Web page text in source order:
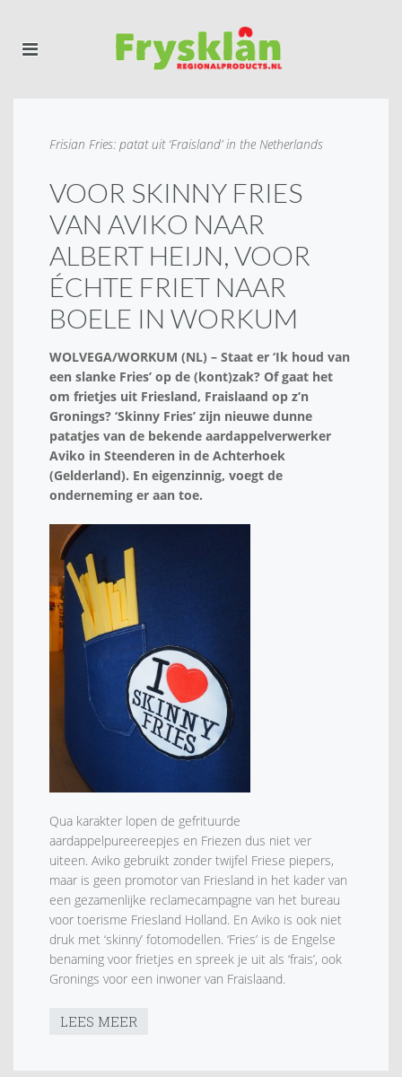
Frisian Fries: patat uit ‘Fraisland’ in the Netherlands
VOOR SKINNY FRIES
VAN AVIKO NAAR
ALBERT HEIJN, VOOR
ÉCHTE FRIET NAAR
BOELE IN WORKUM
WOLVEGA/WORKUM (NL) – Staat er ‘Ik houd van
een slanke Fries’ op de (kont)zak? Of gaat het
om frietjes uit Friesland, Fraislaand op z’n
Gronings? ‘Skinny Fries’ zijn nieuwe dunne
patatjes van de bekende aardappelverwerker
Aviko in Steenderen in de Achterhoek
(Gelderland). En eigenzinnig, voegt de
onderneming er aan toe.
Qua karakter lopen de gefrituurde
aardappelpureereepjes en Friezen dus niet ver
uiteen. Aviko gebruikt zonder twijfel Friese piepers,
maar is geen promotor van Friesland in het kader van
een gezamenlijke reclamecampagne van het bureau
voor toerisme Friesland Holland. En Aviko is ook niet
druk met ‘skinny’ fotomodellen. ‘Fries’ is de Engelse
benaming voor frietjes en spreek je uit als ‘frais’, ook
Gronings voor een inwoner van Fraislaand.
LEES MEER